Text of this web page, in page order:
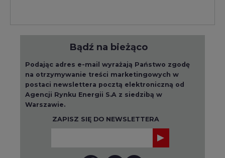
Podając adres e-mail wyrażają Państwo zgodę
na otrzymywanie treści marketingowych w
postaci newslettera pocztą elektroniczną od
Agencji Rynku Energii S.A z siedzibą w
Warszawie.
ZAPISZ SIĘ DO NEWSLETTERA
Więcej informacji dotyczących przetwarzania
przez nas Państwa danych osobowych, w tym